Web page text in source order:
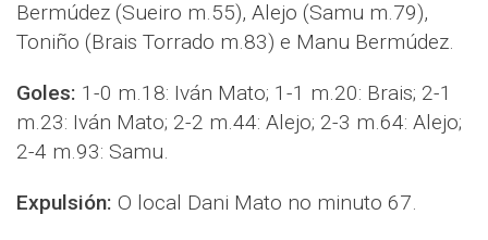
Bermúdez (Sueiro m.55), Alejo (Samu m.79),
Toniño (Brais Torrado m.83) e Manu Bermúdez.
Goles: 1-0 m.18: Iván Mato; 1-1 m.20: Brais; 2-1
m.23: Iván Mato; 2-2 m.44: Alejo; 2-3 m.64: Alejo;
2-4 m.93: Samu.
Expulsión: O local Dani Mato no minuto 67.